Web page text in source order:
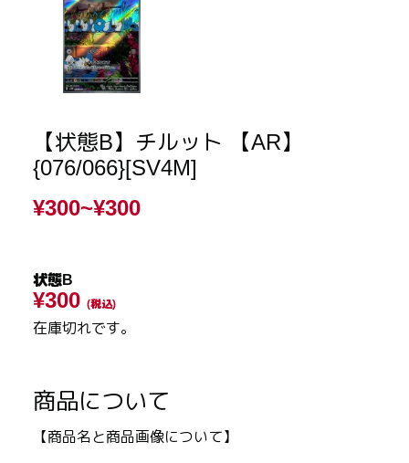
【状態B】チルット 【AR】
{076/066}[SV4M]
¥300~¥300
状態B
¥300 (税込)
在庫切れです。
商品について
【商品名と商品画像について】